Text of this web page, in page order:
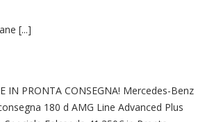
[...]
IN PRONTA CONSEGNA! Mercedes-Benz
180 d AMG Line Advanced Plus